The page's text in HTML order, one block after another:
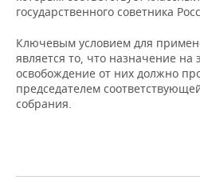
ФИГУРНОЕ КАТАНИЕ
ВОДНЫЕ ВИДЫ СПОРТА
ХОККЕЙ С МЯЧОМ
МЕДИЦИНА
ОБРАЗОВАНИЕ
ПРОИСШЕСТВИЯ
государственного советника
Ключевым условием для
является то, что назначение на
освобождение от них должно
председателем
собрания.